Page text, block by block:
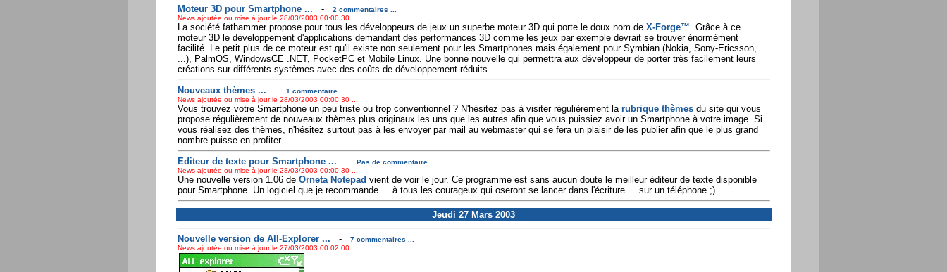
Moteur 3D pour Smartphone ... -
2 commentaires ...
News ajoutée ou mise à jour le 28/03/2003 00:00:30 ...
La société fathammer propose pour tous les développeurs de jeux un superbe moteur 3D qui porte le doux nom de X-Forge™ . Grâce à ce
moteur 3D le développement d'applications demandant des performances 3D comme les jeux par exemple devrait se trouver énormément
facilité. Le petit plus de ce moteur est qu'il existe non seulement pour les Smartphones mais également pour Symbian (Nokia, Sony-Ericsson,
...), PalmOS, WindowsCE .NET, PocketPC et Mobile Linux. Une bonne nouvelle qui permettra aux développeur de porter très facilement leurs
créations sur différents systèmes avec des coûts de développement réduits.
Nouveaux thèmes ... -
1 commentaire ...
News ajoutée ou mise à jour le 28/03/2003 00:00:30 ...
Vous trouvez votre Smartphone un peu triste ou trop conventionnel ? N'hésitez pas à visiter régulièrement la rubrique thèmesdu site qui vous
propose régulièrement de nouveaux thèmes plus originaux les uns que les autres afin que vous puissiez avoir un Smartphone à votre image. Si
vous réalisez des thèmes, n'hésitez surtout pas à les envoyer par mail au webmaster qui se fera un plaisir de les publier afin que le plus grand
nombre puisse en profiter.
Editeur de texte pour Smartphone ... -
Pas de commentaire ...
News ajoutée ou mise à jour le 28/03/2003 00:00:30 ...
Une nouvelle version 1.06 de Orneta Notepad vient de voir le jour. Ce programme est sans aucun doute le meilleur éditeur de texte disponible
pour Smartphone. Un logiciel que je recommande ... à tous les courageux qui oseront se lancer dans l'écriture ... sur un téléphone ;)
Jeudi 27 Mars 2003
Nouvelle version de All-Explorer ... -
7 commentaires ...
News ajoutée ou mise à jour le 27/03/2003 00:02:00 ...